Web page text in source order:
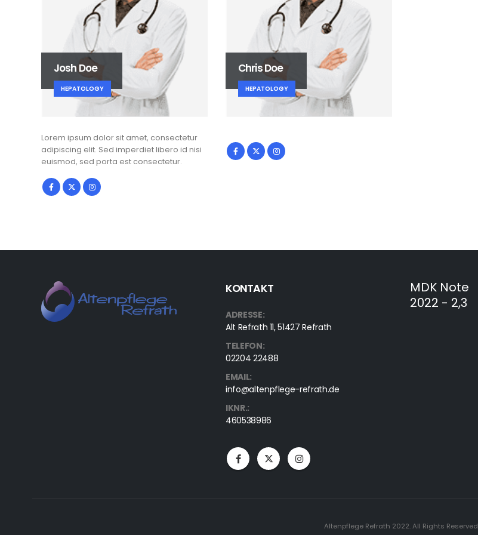
Josh Doe
HEPATOLOGY
Lorem ipsum dolor sit amet, consectetur
adipiscing elit. Sed imperdiet libero id nisi
euismod, sed porta est consectetur.
Chris Doe
HEPATOLOGY
KONTAKT
ADRESSE:
Alt Refrath 11, 51427 Refrath
TELEFON:
02204 22488
EMAIL:
info@altenpflege-refrath.de
IKNR.:
460538986
MDK Note
2022 - 2,3
Altenpflege Refrath 2022. All Rights Reserved